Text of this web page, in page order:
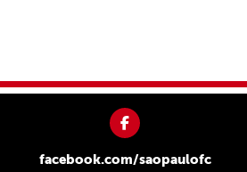
facebook.com/saopaulofc